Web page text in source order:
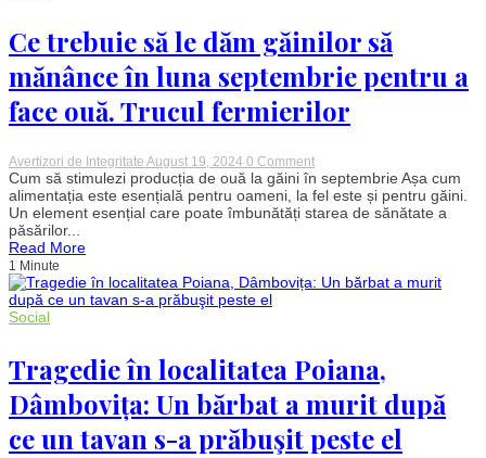
Coldea
Ce trebuie să le dăm găinilor să
mănânce în luna septembrie pentru a
face ouă. Trucul fermierilor
Avertizori de Integritate August 19, 2024 0 Commenton
Ce
trebuie
să
le
mănânce
face
ouă.
Trucul
fermierilor
Cum să stimulezi producția de ouă la găini în septembrie Așa cum
alimentația este esențială pentru oameni, la fel este și pentru găini.
Un element esențial care poate îmbunătăți starea de sănătate a
păsărilor...
Read More
1 Minute
Social
Tragedie în localitatea Poiana,
Dâmbovița: Un bărbat a murit după
ce un tavan s-a prăbuşit peste el